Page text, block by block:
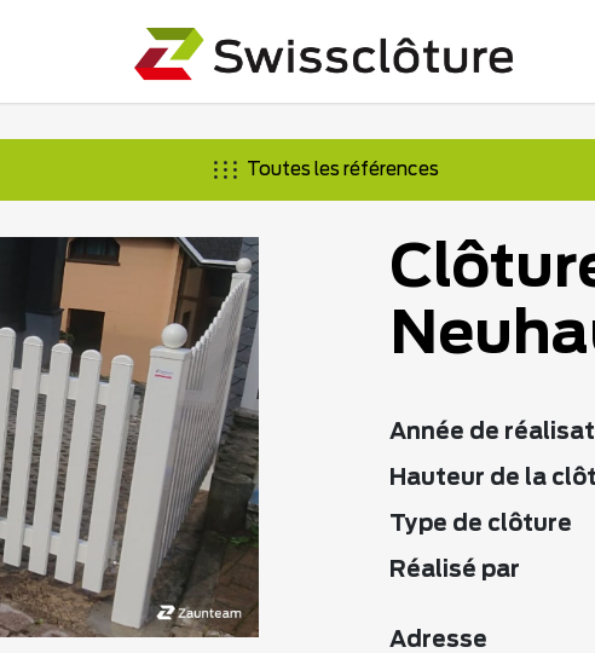
Toutes les références
Année de
Hauteur de la
Type de clôture
Réalisé par
Adresse